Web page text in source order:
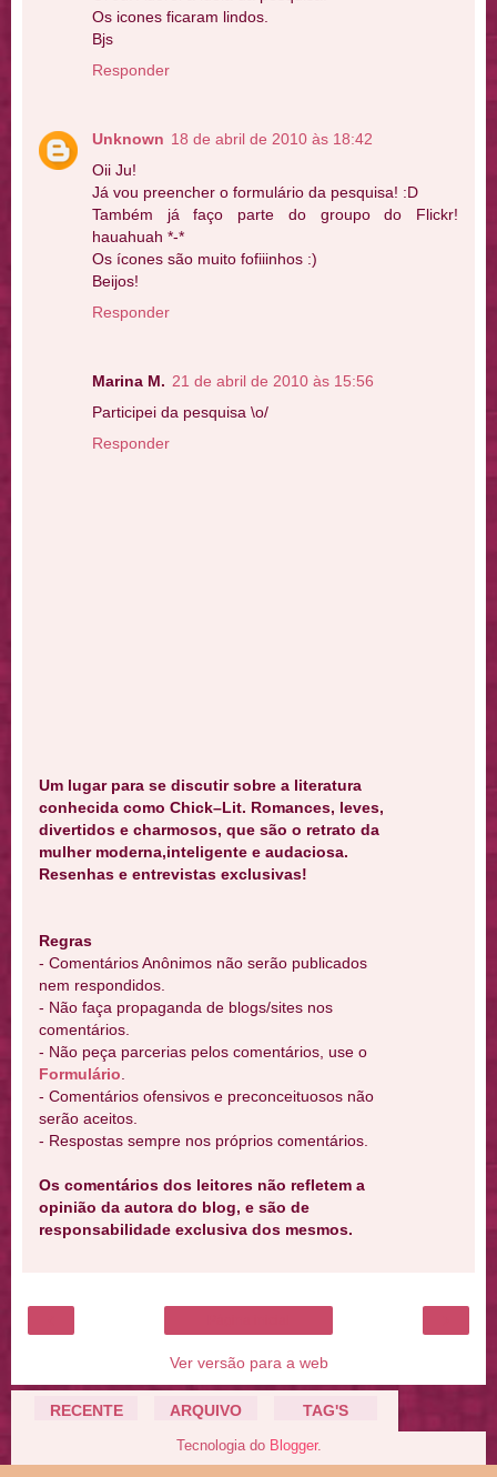
Os icones ficaram lindos.
Bjs
Responder
Unknown 18 de abril de 2010 às 18:42
Oii Ju!
Já vou preencher o formulário da pesquisa! :D
Também já faço parte do groupo do Flickr!
hauahuah *-*
Os ícones são muito fofiiinhos :)
Beijos!
Responder
Marina M. 21 de abril de 2010 às 15:56
Participei da pesquisa \o/
Responder
Um lugar para se discutir sobre a literatura
conhecida como Chick–Lit. Romances, leves,
divertidos e charmosos, que são o retrato da
mulher moderna,inteligente e audaciosa.
Resenhas e entrevistas exclusivas!
Regras
- Comentários Anônimos não serão publicados
nem respondidos.
- Não faça propaganda de blogs/sites nos
comentários.
- Não peça parcerias pelos comentários, use o
Formulário
- Comentários ofensivos e preconceituosos não
serão aceitos.
- Respostas sempre nos próprios comentários.
Os comentários dos leitores não refletem a
opinião da autora do blog, e são de
responsabilidade exclusiva dos mesmos.
Ver versão para a web
RECENTE ARQUIVO TAG'S
Tecnologia do Blogger.